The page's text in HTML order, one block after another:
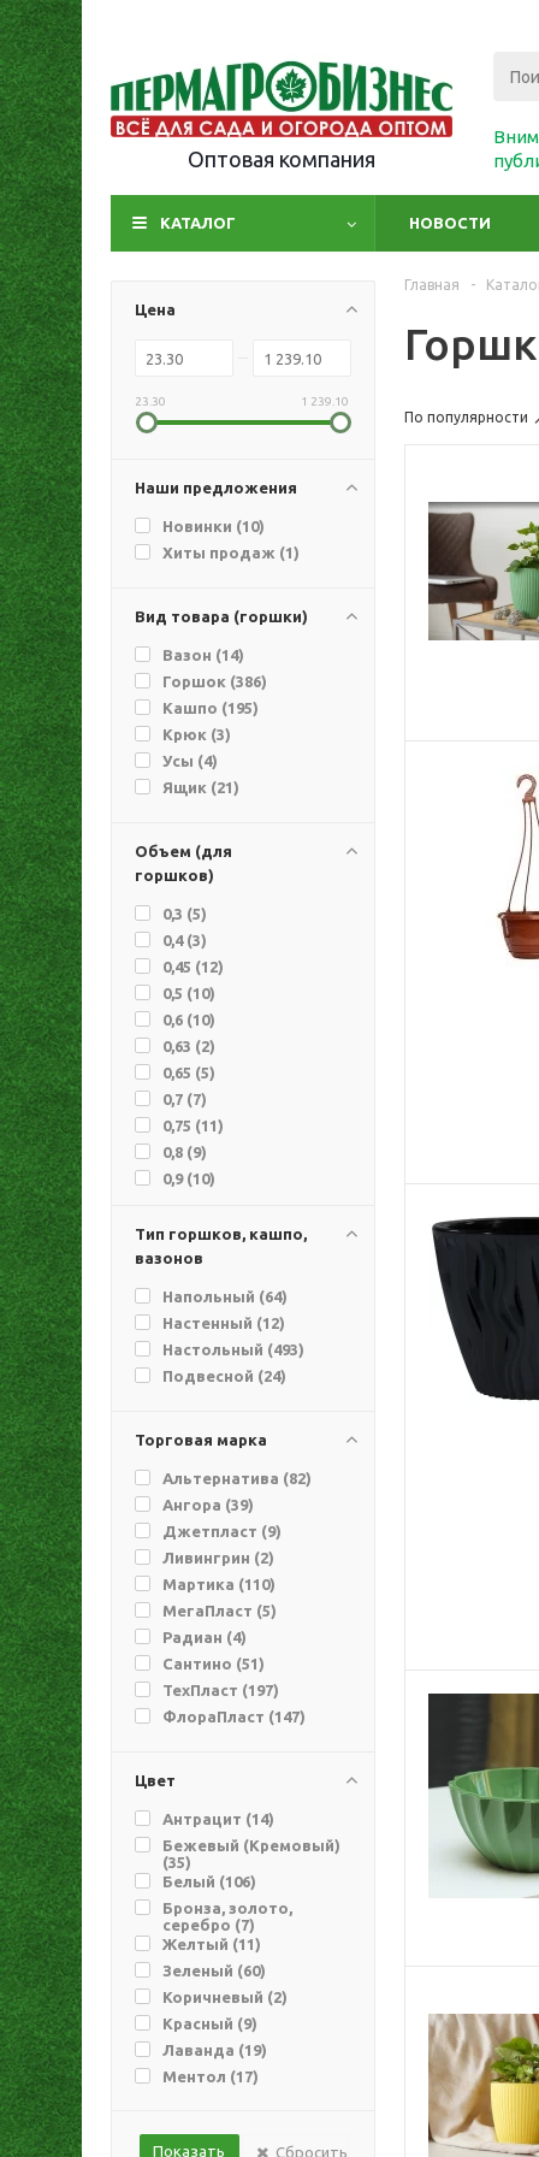
Оптовая компания
КАТАЛОГ НОВОСТИ
Цена
23.30 1 239.10
Наши предложения
Новинки (10)
Хиты продаж (1)
Вид товара (горшки)
Вазон (14)
Горшок (386)
Кашпо (195)
Крюк (3)
Усы (4)
Ящик (21)
Объем (для
горшков)
0,3 (5)
0,4 (3)
0,45 (12)
0,5 (10)
0,6 (10)
0,63 (2)
0,65 (5)
0,7 (7)
0,75 (11)
0,8 (9)
0,9 (10)
1 (23)
1,1 (13
1,5 ( 29
1,65 (1)
1,7 (
1,8 (
1,95 (
10,4 (
2 (
2,1 (
)
2,2 (
2,25 (
2,3 (5
2,4 (
2,7 (
2,8 (5)
2,9 (6)
3 (32
3,2 (2)
3,3 (11)
3,5 (4)
3,6 (11)
3,7 (4)
3,8 (7)
3,9 (8)
4,1 (5)
Тип горшков, кашпо,
вазонов
Напольный (64)
Настенный (12)
Настольный (493)
Подвесной (24)
Торговая марка
Альтернатива (82)
Ангора (39)
Джетпласт (9)
Ливингрин (2)
Мартика (110)
МегаПласт (5)
Радиан (4)
Сантино (51)
ТехПласт (197)
ФлораПласт (147)
Цвет
Антрацит (14)
Бежевый (Кремовый)
(35)
Белый (106)
Бронза, золото,
серебро (7)
Желтый (11)
Зеленый (60)
Коричневый (2)
Красный (9)
Лаванда (19)
Ментол (17)
Сбросить
Главная -
По популярности